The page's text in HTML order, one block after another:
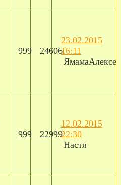
999 24606
23.02.2015
16:11
ЯмамаАлексея
999 22999
12.02.2015
22:30
Настя